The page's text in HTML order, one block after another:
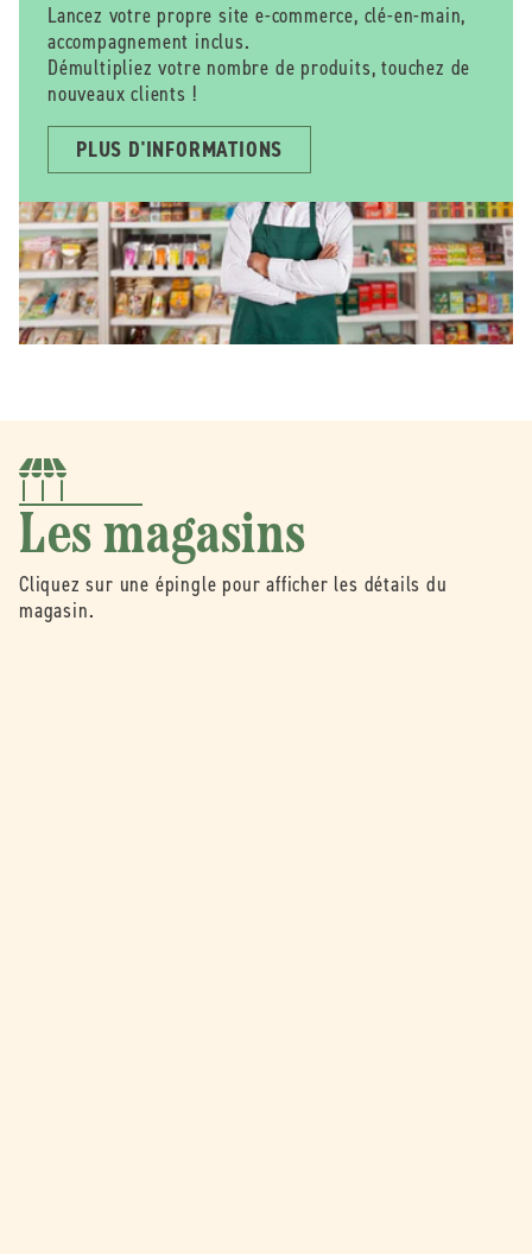
Lancez votre propre site e-commerce, clé-en-main,
accompagnement inclus.
Démultipliez votre nombre de produits, touchez de
nouveaux clients !
PLUS D'INFORMATIONS
Les magasins
Cliquez sur une épingle pour afficher les détails du
magasin.